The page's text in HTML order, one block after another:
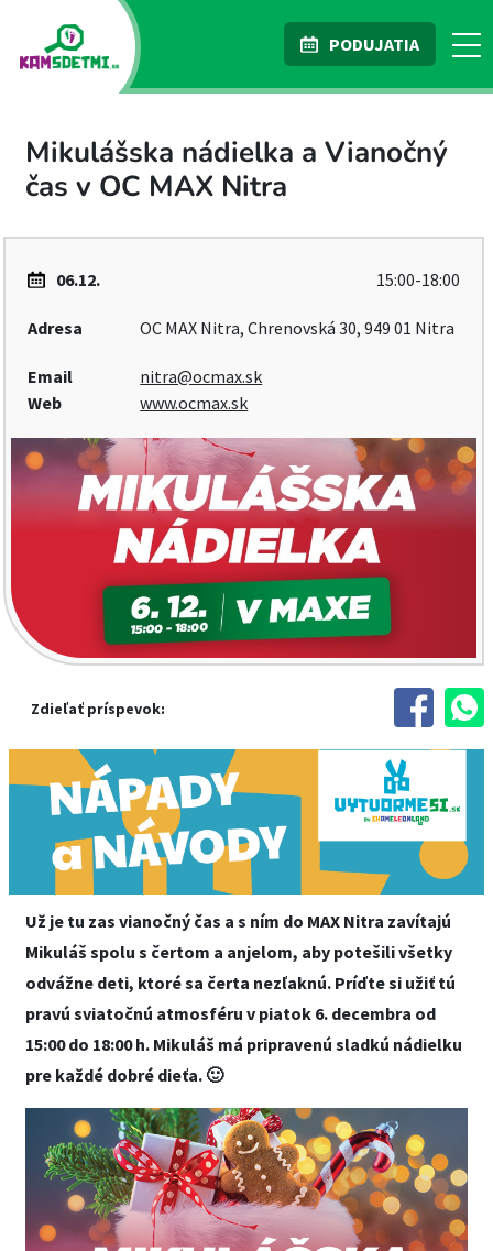
PODUJATIA
Mikulášska nádielka a Vianočný
čas v OC MAX Nitra
06.12. 15:00-18:00
Adresa OC MAX Nitra, Chrenovská 30, 949 01 Nitra
Email
nitra@ocmax.sk
Web
www.ocmax.sk
Zdieľať príspevok:
Už je tu zas vianočný čas a s ním do MAX Nitra zavítajú
Mikuláš spolu s čertom a anjelom, aby potešili všetky
odvážne deti, ktoré sa čerta nezľaknú. Príďte si užiť tú
pravú sviatočnú atmosféru v piatok 6. decembra od
15:00 do 18:00 h. Mikuláš má pripravenú sladkú nádielku
pre každé dobré dieťa. 🙂